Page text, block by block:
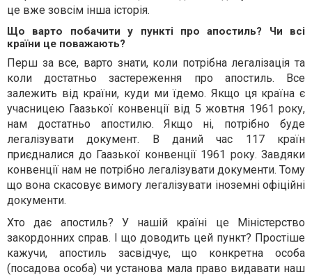
це вже зовсім інша історія.
Що варто побачити у пункті про апостиль? Чи всі
країни це поважають?
Перш за все, варто знати, коли потрібна легалізація та
коли достатньо застереження про апостиль. Все
залежить від країни, куди ми їдемо. Якщо ця країна є
учасницею Гаазької конвенції від 5 жовтня 1961 року,
нам достатньо апостилю. Якщо ні, потрібно буде
легалізувати документ. В даний час 117 країн
приєдналися до Гаазької конвенції 1961 року. Завдяки
конвенції нам не потрібно легалізувати документи. Тому
що вона скасовує вимогу легалізувати іноземні офіційні
документи.
Хто дає апостиль? У нашій країні це Міністерство
закордонних справ. І що доводить цей пункт? Простіше
кажучи, апостиль засвідчує, що конкретна особа
(посадова особа) чи установа мала право видавати наш